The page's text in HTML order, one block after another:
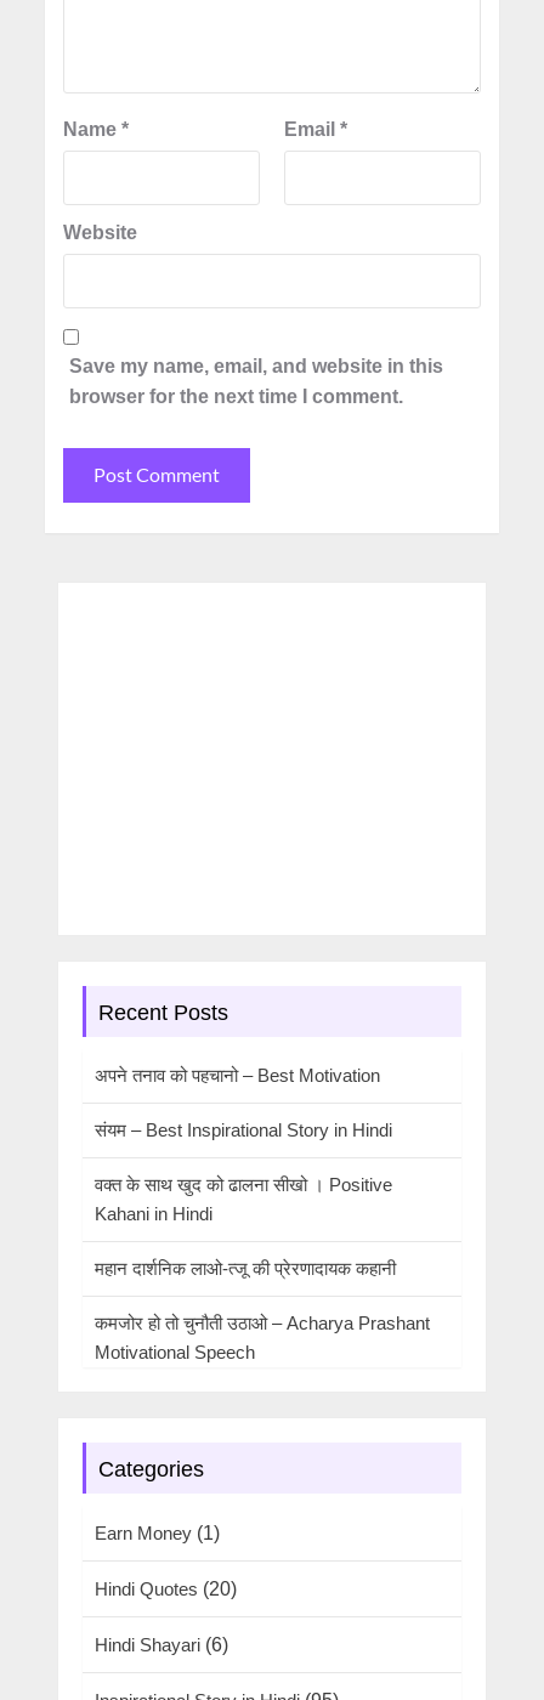
Name* Email *
Website
Save my name, email, and website in this
browser for the next time I comment.
Recent Posts
अपने तनाव को पहचानो – Best Motivation
संयम – Best Inspirational Story in Hindi
वक्त के साथ खुद को ढालना सीखो । Positive
Kahani in Hindi
महान दार्शनिक लाओ-त्जू की प्रेरणादायक कहानी
कमजोर हो तो चुनौती उठाओ – Acharya Prashant
Motivational Speech
Categories
Earn Money (1)
Hindi Quotes (20)
Hindi Shayari (6)